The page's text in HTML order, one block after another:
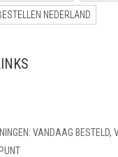
NEDERLAND
VANDAAG BESTELD,